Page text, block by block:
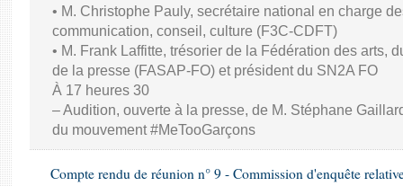
• M. Christophe Pauly, secrétaire national en charge
communication, conseil, culture (F3C-CDFT)
• M. Frank Laffitte, trésorier de la Fédération des arts,
de la presse (FASAP-FO) et président du SN2A FO
À 17 heures 30
– Audition, ouverte à la presse, de M. Stéphane
du mouvement #MeTooGarçons
Compte rendu de réunion n° 9 - Commission d'enquête